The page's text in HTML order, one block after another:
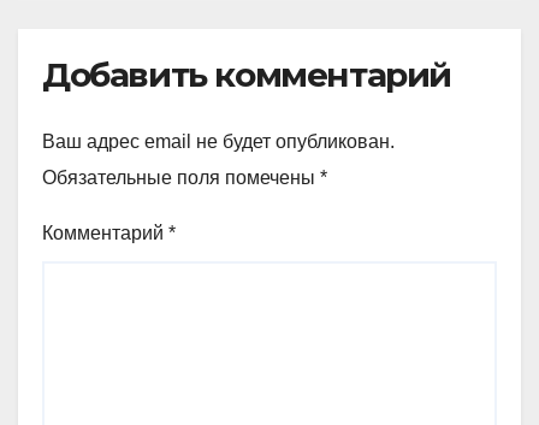
Добавить комментарий
Ваш адрес email не будет опубликован.
Обязательные поля помечены *
Комментарий *